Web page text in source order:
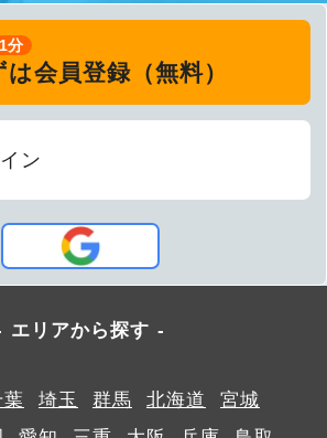
分
は会員登録（無料）
ン
エリアから探す
埼玉 群馬 北海道
宮城